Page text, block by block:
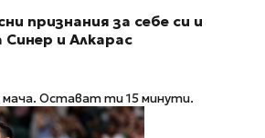
признания за себе си и
и Алкарас
мача. Остават ти 15 минути.